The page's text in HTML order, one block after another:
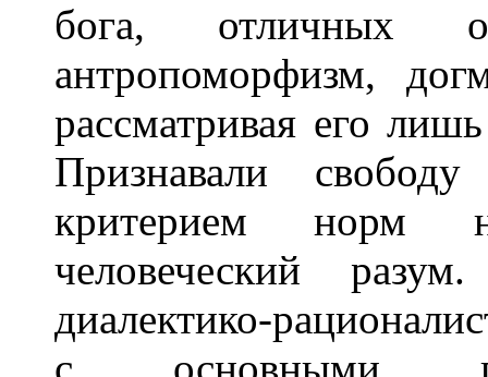
бога,
антропоморфизм,
рассматривая его
Признавали
критерием норм
человеческий
диалектико-